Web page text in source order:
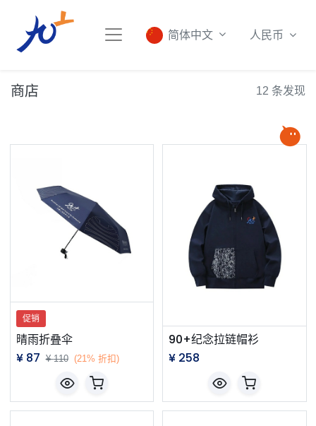
简体中文 人民币
商店 12 条发现
促销
晴雨折叠伞
¥ 87 ¥110 (21% 折扣)
90+纪念拉链帽衫
¥ 258